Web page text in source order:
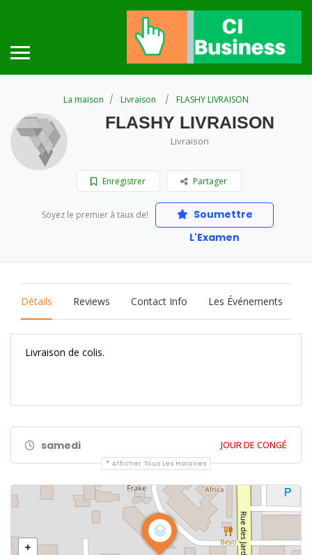
La maison Livraison FLASHY LIVRAISON
FLASHY LIVRAISON
Livraison
Enregistrer Partager
Soyez le premier à taux de!
Soumettre
L'Examen
Détails Reviews Contact Info Les Événements
Livraison de colis.
samedi JOUR DE CONGÉ
Afficher Tous Les Horaires